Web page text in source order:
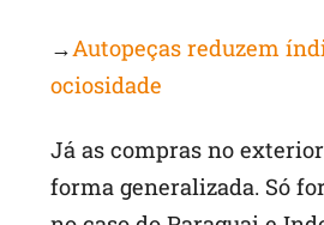
→Autopeças reduzem
ociosidade
Já as compras no
forma generalizada. Só